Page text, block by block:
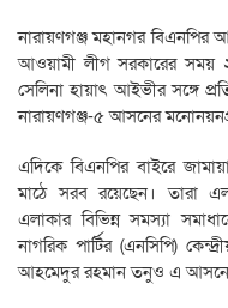
নারায়ণগঞ্জ মহানগর
আওয়ামী লীগ সরকারের সময়
সেলিনা হায়াৎ আইভীর সঙ্গে
নারায়ণগঞ্জ-৫ আসনের
এদিকে বিএনপির বাইরে
মাঠে সরব রয়েছেন। তারা
এলাকার বিভিন্ন সমস্যা
নাগরিক পার্টির (এনসিপি)
আহমেদুর রহমান তনুও এ আসনে